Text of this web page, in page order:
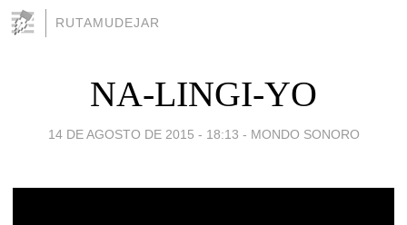
RUTAMUDEJAR
NA-LINGI-YO
14 DE AGOSTO DE 2015 - 18:13 - MONDO SONORO